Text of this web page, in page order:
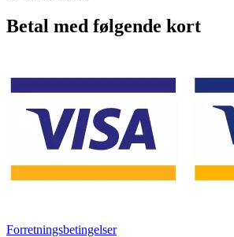
Betal med følgende kort
Forretningsbetingelser